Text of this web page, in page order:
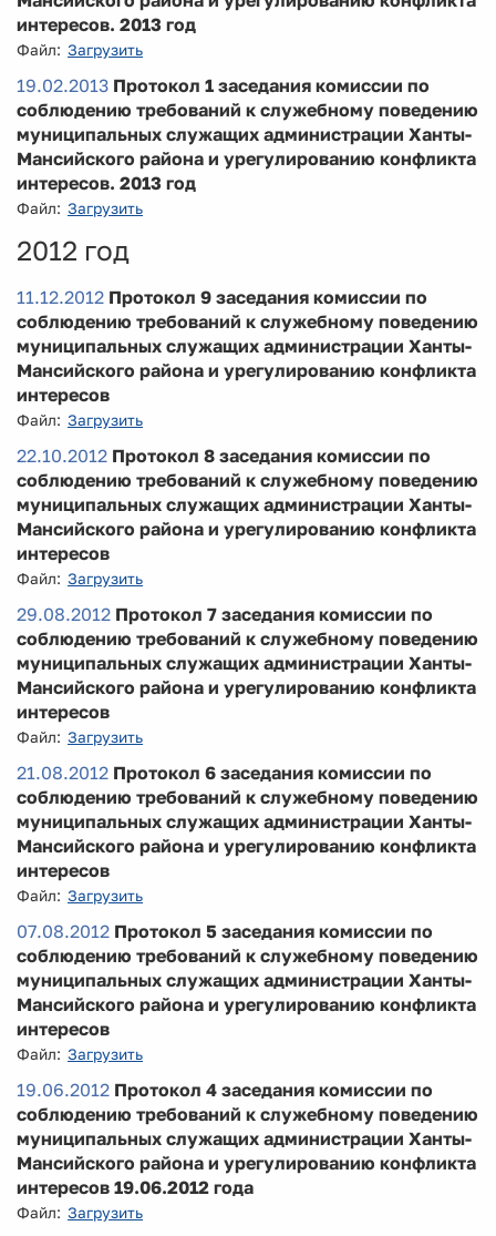
интересов. 2013 год
Файл: Загрузить
19.02.2013 Протокол 1 заседания комиссии по
соблюдению требований к служебному поведению
муниципальных служащих администрации Ханты-
Мансийского района и урегулированию конфликта
интересов. 2013 год
Файл: Загрузить
2012 год
11.12.2012 Протокол 9 заседания комиссии по
соблюдению требований к служебному поведению
муниципальных служащих администрации Ханты-
Мансийского района и урегулированию конфликта
интересов
Файл: Загрузить
22.10.2012 Протокол 8 заседания комиссии по
соблюдению требований к служебному поведению
муниципальных служащих администрации Ханты-
Мансийского района и урегулированию конфликта
интересов
Файл: Загрузить
29.08.2012 Протокол 7 заседания комиссии по
соблюдению требований к служебному поведению
муниципальных служащих администрации Ханты-
Мансийского района и урегулированию конфликта
интересов
Файл: Загрузить
21.08.2012 Протокол 6 заседания комиссии по
соблюдению требований к служебному поведению
муниципальных служащих администрации Ханты-
Мансийского района и урегулированию конфликта
интересов
Файл: Загрузить
07.08.2012 Протокол 5 заседания комиссии по
соблюдению требований к служебному поведению
муниципальных служащих администрации Ханты-
Мансийского района и урегулированию конфликта
интересов
Файл: Загрузить
19.06.2012 Протокол 4 заседания комиссии по
соблюдению требований к служебному поведению
муниципальных служащих администрации Ханты-
Мансийского района и урегулированию конфликта
интересов 19.06.2012 года
Файл: Загрузить